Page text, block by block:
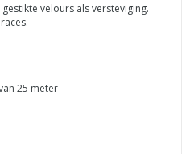
velours als versteviging.
25 meter